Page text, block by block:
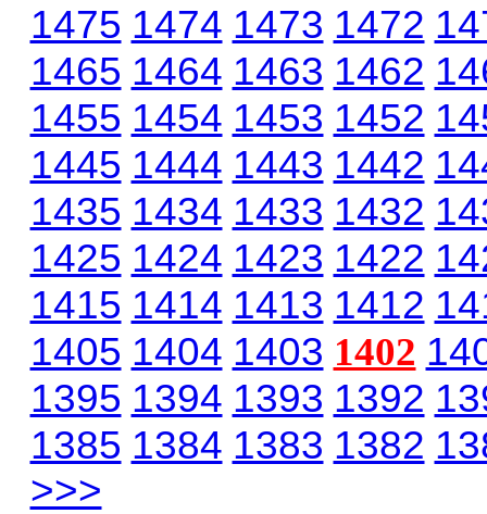
1475 1474 1473 1472
1465 1464 1463 1462
1455 1454 1453 1452
1445 1444 1443 1442
1435 1434 1433 1432
1425 1424 1423 1422
1415 1414 1413 1412
1405 1404 1403 1402
1395 1394 1393 1392
1385 1384 1383 1382
>>>